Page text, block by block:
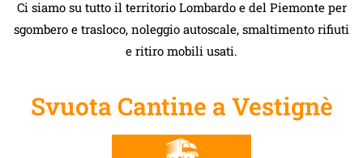
Ci siamo su tutto il territorio Lombardo e del Piemonte per
sgombero e trasloco, noleggio autoscale, smaltimento rifiuti
e ritiro mobili usati.
Svuota Cantine a Vestignè